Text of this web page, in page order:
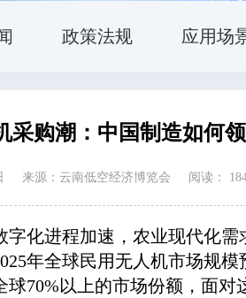
政策法规 应用场
采购潮：中国制造如何
来源：云南低空经济博览会 阅读：
化进程加速，农业现代化
年全球民用无人机市场规
70%以上的市场份额，面